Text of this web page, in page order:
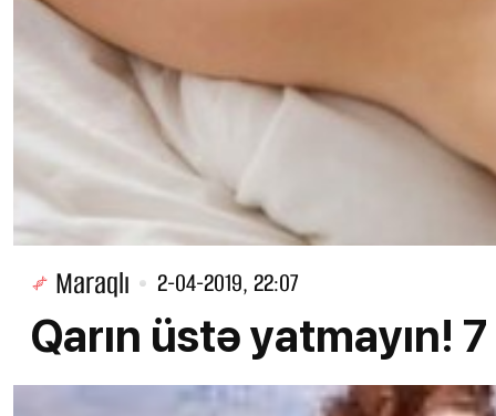
Maraqlı 2-04-2019, 22:07
Qarın üstə yatmayın!